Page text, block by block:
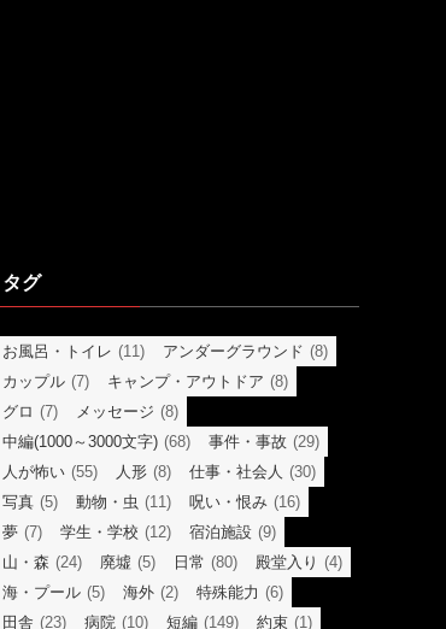
タグ
お風呂・トイレ (11) アンダーグラウンド (8)
カップル (7) キャンプ・アウトドア (8)
グロ (7) メッセージ (8)
中編(1000～3000文字) (68) 事件・事故 (29)
人が怖い (55) 人形 (8) 仕事・社会人 (30)
写真 (5) 動物・虫 (11) 呪い・恨み (16)
夢 (7) 学生・学校 (12) 宿泊施設 (9)
山・森 (24) 廃墟 (5) 日常 (80) 殿堂入り (4)
海・プール (5) 海外 (2) 特殊能力 (6)
田舎 (23) 病院 (10) 短編 (149) 約束 (1)